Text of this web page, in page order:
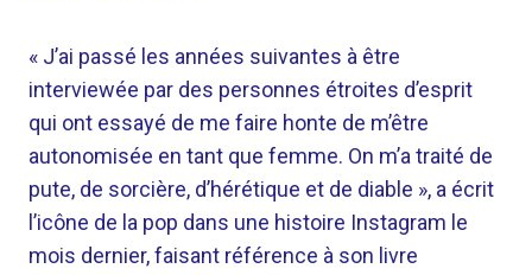
« J’ai passé les années suivantes à être
interviewée par des personnes étroites d’esprit
qui ont essayé de me faire honte de m’être
autonomisée en tant que femme. On m’a traité de
pute, de sorcière, d’hérétique et de diable », a écrit
l’icône de la pop dans une histoire Instagram le
mois dernier, faisant référence à son livre